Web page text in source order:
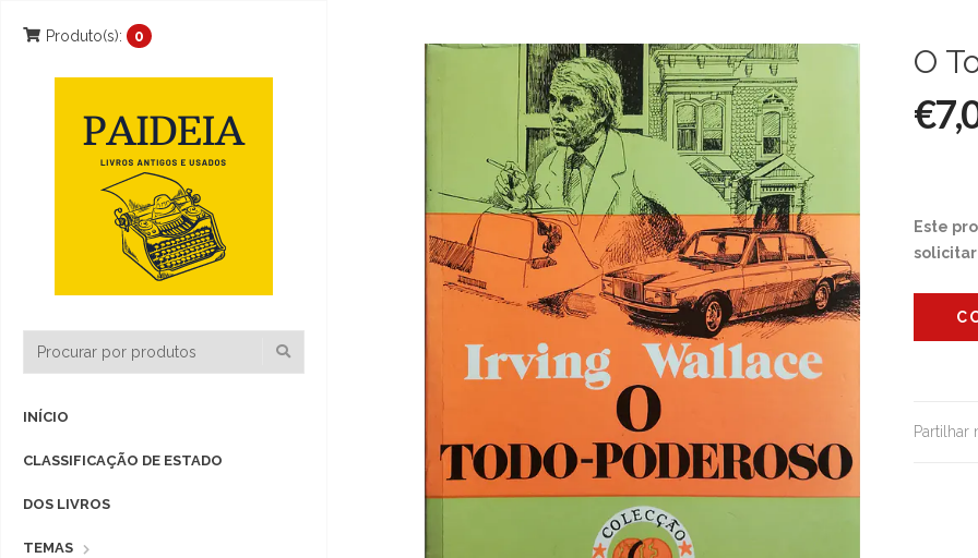
Produto(s): 0
INÍCIO
CLASSIFICAÇÃO DE ESTADO
DOS LIVROS
TEMAS
O
Este
Partilhar